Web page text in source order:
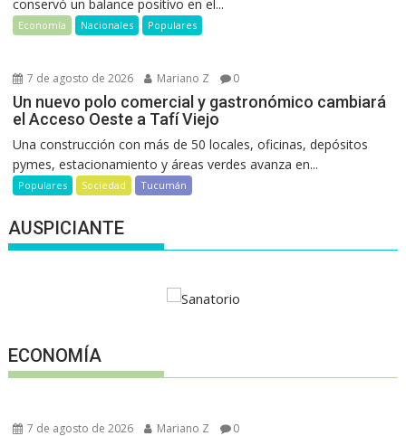
conservó un balance positivo en el...
Economía Nacionales Populares
7 de agosto de 2026 Mariano Z 0
Un nuevo polo comercial y gastronómico cambiará
el Acceso Oeste a Tafí Viejo
Una construcción con más de 50 locales, oficinas, depósitos
pymes, estacionamiento y áreas verdes avanza en...
Populares Sociedad Tucumán
AUSPICIANTE
ECONOMÍA
7 de agosto de 2026 Mariano Z 0